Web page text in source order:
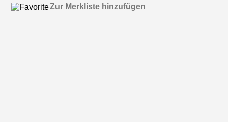
Zur Merkliste hinzufügen